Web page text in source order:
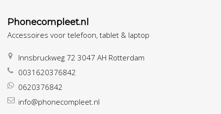
Phonecompleet.nl
Accessoires voor telefoon, tablet & laptop
Innsbruckweg 72 3047 AH Rotterdam
0031620376842
0620376842
info@phonecompleet.nl